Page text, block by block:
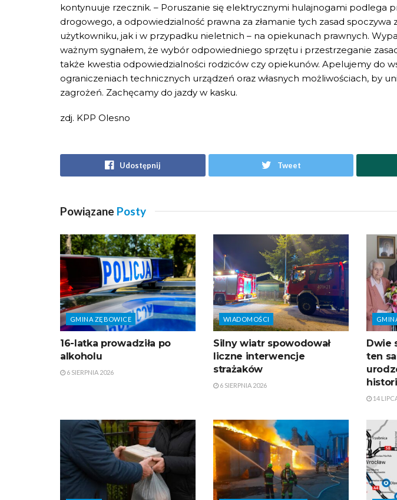
kontynuuje rzecznik. – Poruszanie się elektrycznymi hulajnogami podlega
drogowego, a odpowiedzialność prawna za złamanie tych zasad spoczywa
użytkowniku, jak i w przypadku nieletnich – na opiekunach prawnych.
ważnym sygnałem, że wybór odpowiedniego sprzętu i przestrzeganie
także kwestia odpowiedzialności rodziców czy opiekunów. Apelujemy do
ograniczeniach technicznych urządzeń oraz własnych możliwościach, by
zagrożeń. Zachęcamy do jazdy w kasku.
zdj. KPP Olesno
Udostępnij Tweet
Powiązane Posty
GMINA ZĘBOWICE
16-latka prowadziła po
alkoholu
6 SIERPNIA 2026
WIADOMOŚCI
Silny wiatr spowodował
liczne interwencje
strażaków
6 SIERPNIA 2026
Dwie
ten
14